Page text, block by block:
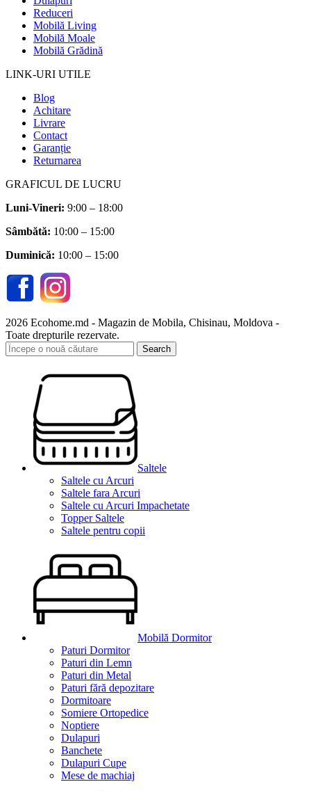
Reduceri
Mobilă Living
Mobilă Moale
Mobilă Grădină
LINK-URI UTILE
Blog
Achitare
Livrare
Contact
Garanție
Returnarea
GRAFICUL DE LUCRU
Luni-Vineri: 9:00 – 18:00
Sâmbătă: 10:00 – 15:00
Duminică: 10:00 – 15:00
2026 Ecohome.md - Magazin de Mobila, Chisinau, Moldova -
Toate drepturile rezervate.
Search
Saltele
Saltele cu Arcuri
Saltele fara Arcuri
Saltele cu Arcuri Impachetate
Topper Saltele
Saltele pentru copii
Mobilă Dormitor
Paturi Dormitor
Paturi din Lemn
Paturi din Metal
Paturi fără depozitare
Dormitoare
Somiere Ortopedice
Noptiere
Dulapuri
Banchete
Dulapuri Cupe
Mese de machiaj